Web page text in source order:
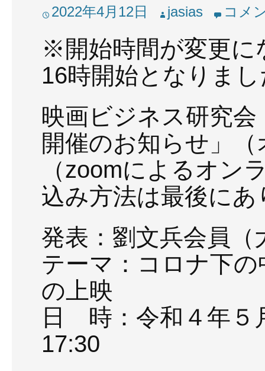
2022年4月12日 jasias コメ
※開始時間が変更に
16時開始となりま
映画ビジネス研究
開催のお知らせ」
（zoomによるオン
込み方法は最後にあ
発表：劉文兵会員（
テーマ：コロナ下
の上映
日 時：令和４年５
17:30